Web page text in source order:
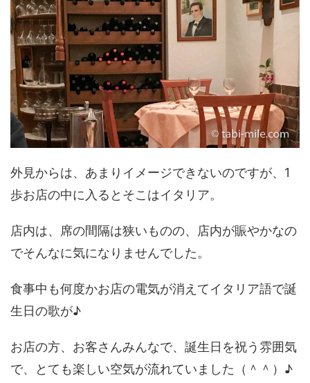
外見からは、あまりイメージできないのですが、1
歩お店の中に入るとそこはイタリア。
店内は、席の間隔は狭いものの、店内が賑やかなの
でそんなに気になりませんでした。
食事中も何度かお店の電気が消えてイタリア語で誕
生日の歌が♪
お店の方、お客さんみんなで、誕生日を祝う雰囲気
で、とても楽しい空気が流れていました（＾＾）♪